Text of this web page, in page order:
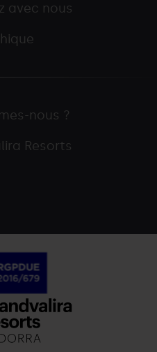
avec nous
nous ?
Resorts